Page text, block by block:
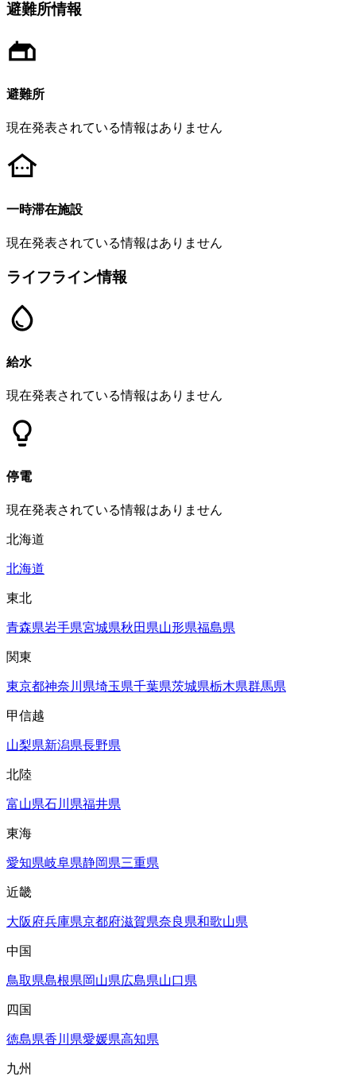
避難所情報
避難所
現在発表されている情報はありません
一時滞在施設
現在発表されている情報はありません
ライフライン情報
給水
現在発表されている情報はありません
停電
現在発表されている情報はありません
北海道
北海道
東北
青森県岩手県宮城県秋田県山形県福島県
関東
東京都神奈川県埼玉県千葉県茨城県栃木県群馬県
甲信越
山梨県新潟県長野県
北陸
富山県石川県福井県
東海
愛知県岐阜県静岡県三重県
近畿
大阪府兵庫県京都府滋賀県奈良県和歌山県
中国
鳥取県島根県岡山県広島県山口県
四国
徳島県香川県愛媛県高知県
九州